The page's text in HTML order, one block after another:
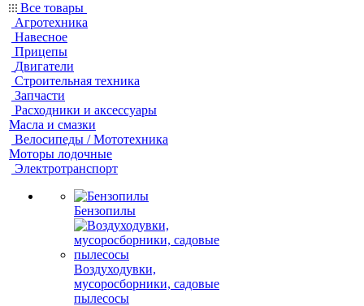
Все товары
Агротехника
Навесное
Прицепы
Двигатели
Строительная техника
Запчасти
Расходники и аксессуары
Масла и смазки
Велосипеды / Мототехника
Моторы лодочные
Электротранспорт
Бензопилы
Воздуходувки,
мусоросборники, cадовые
пылесосы